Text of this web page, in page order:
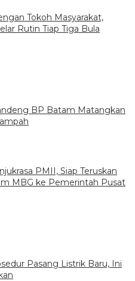
Tokoh Masyarakat,
Rutin Tiap Tiga Bula
BP Batam Matangkan
PMII, Siap Teruskan
MBG ke Pemerintah Pusat
Pasang Listrik Baru, Ini